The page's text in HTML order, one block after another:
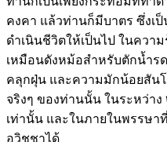
คงคา แล้วท่านก็มีบาตร ซึ่งเ
ดำเนินชีวิตให้เป็นไป ในคว
เหมือนดังหม้อสำหรับตักน้ำร
คลุกฝุ่น และความมักน้อยสัน
จริงๆ ของท่านนั้น ในระหว่าง
เท่านั้น และในภายในพรรษ
อวิชชาได้